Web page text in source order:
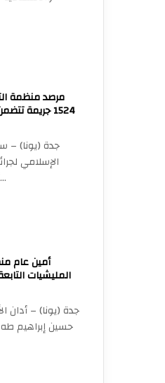
مرصد منظمة
جدة (يونا) –
الإسلامي
أسبوع واحد، استشهاد 54 فلسطينيا؛…
أمين عام
المليشيات
جدة (يونا) – أدان
حسين إبراهيم